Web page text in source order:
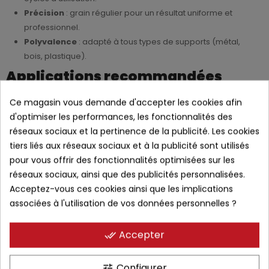
Précision : grain régulier pour un résultat uniforme et
professionnel.
Polyvalence : adapté à tous types de supports (métal,
bois, plastique).
Applications recommandées
Ateliers de carrosserie automobile
Finitions et préparation des surfaces pour peinture
Travaux industriels et maintenance
Projets de bricolage exigeants en ponçage
Pourquoi choisir Sunmight Gold ?
Efficacité prouvée: enlèvement rapide et finition parfaite
Fiabilité professionnelle: résistance élevée à l’usure
: facile à fixer et à remplacer sur
votre ponceuse
Ce magasin vous demande d'accepter les cookies afin
d'optimiser les performances, les fonctionnalités des
réseaux sociaux et la pertinence de la publicité. Les cookies
tiers liés aux réseaux sociaux et à la publicité sont utilisés
pour vous offrir des fonctionnalités optimisées sur les
réseaux sociaux, ainsi que des publicités personnalisées.
Acceptez-vous ces cookies ainsi que les implications
associées à l'utilisation de vos données personnelles ?
done_all Accepter